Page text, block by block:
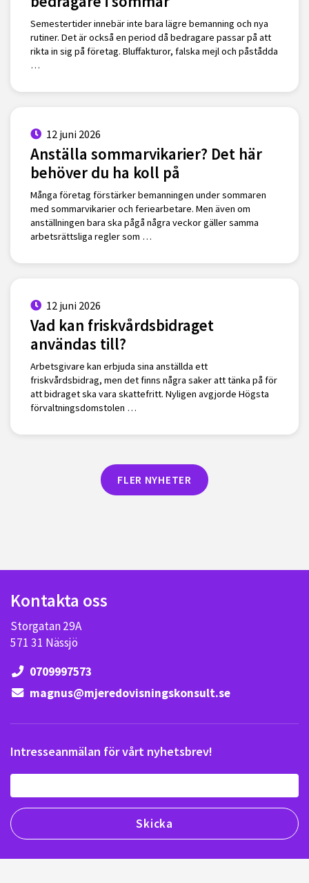
Semestertider innebär inte bara lägre bemanning och nya
rutiner. Det är också en period då bedragare passar på att
rikta in sig på företag. Bluffakturor, falska mejl och påstådda
…
12 juni 2026
Anställa sommarvikarier? Det här
behöver du ha koll på
Många företag förstärker bemanningen under sommaren
med sommarvikarier och feriearbetare. Men även om
anställningen bara ska pågå några veckor gäller samma
arbetsrättsliga regler som …
12 juni 2026
Vad kan friskvårdsbidraget
användas till?
Arbetsgivare kan erbjuda sina anställda ett
friskvårdsbidrag, men det finns några saker att tänka på för
att bidraget ska vara skattefritt. Nyligen avgjorde Högsta
förvaltningsdomstolen …
FLER NYHETER
Kontakta oss
Storgatan 29A
571 31 Nässjö
0709997573
magnus@mjeredovisningskonsult.se
Intresseanmälan för vårt nyhetsbrev!